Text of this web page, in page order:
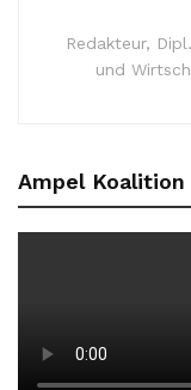
Redakteur,
und
Ampel